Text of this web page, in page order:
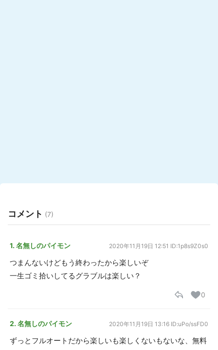
コメント (7)
1. 名無しのパイモン 2020年11月19日 12:51 ID:1p8s9Z0s0
つまんないけどもう終わったから楽しいぞ
一生ゴミ拾いしてるグラブルは楽しい？
0
2. 名無しのパイモン 2020年11月19日 13:16 ID:uPo/ssFD0
ずっとフルオートだから楽しいも楽しくないもないな、無料